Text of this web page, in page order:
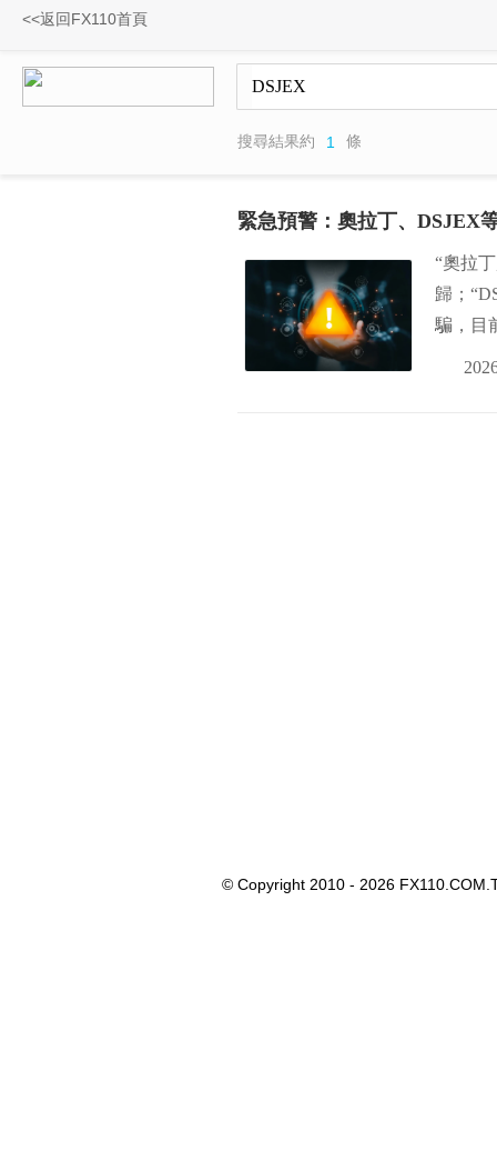
<<返回FX110首頁
搜尋結果約 1 條
緊急預警：奧拉丁、DSJEX
“奧拉
歸；
騙，目
© Copyright 2010 - 2026